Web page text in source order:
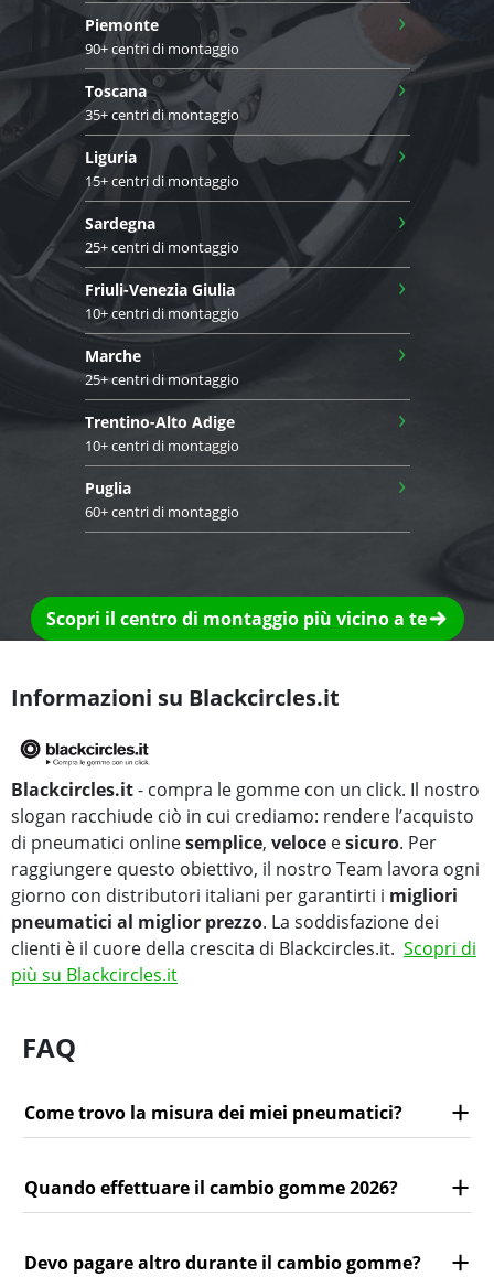
Piemonte
90+ centri di montaggio
›
Toscana
35+ centri di montaggio
›
Liguria
15+ centri di montaggio
›
Sardegna
25+ centri di montaggio
›
Friuli-Venezia Giulia
10+ centri di montaggio
›
Marche
25+ centri di montaggio
›
Trentino-Alto Adige
10+ centri di montaggio
›
Puglia
60+ centri di montaggio
›
Scopri il centro di montaggio più vicino a te
Informazioni su Blackcircles.it
Blackcircles.it- compra le gomme con un click. Il nostro
slogan racchiude ciò in cui crediamo: rendere l’acquisto
di pneumatici onlinesemplice, veloce esicuro. Per
raggiungere questo obiettivo, il nostro Team lavora ogni
giorno con distributori italiani per garantirti i migliori
pneumatici al miglior prezzo. La soddisfazione dei
clienti è il cuore della crescita di Blackcircles.it. Scopri di
più su Blackcircles.it
FAQ
Come trovo la misura dei miei pneumatici?
Quando effettuare il cambio gomme 2026?
Devo pagare altro durante il cambio gomme?